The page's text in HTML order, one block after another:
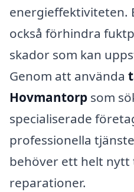
energieffektiviteten.
också förhindra
skador som kan
Genom att använda
Hovmantorp som
specialiserade
professionella
behöver ett helt nytt
reparationer.